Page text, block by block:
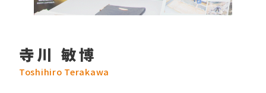
寺川 敏博
Toshihiro Terakawa